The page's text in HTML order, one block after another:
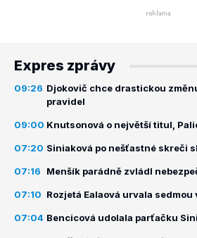
Expres zprávy
09:26 Djokovič chce drastickou
pravidel
09:00 Knutsonová o největší titul,
07:20 Siniaková po nešťastné skreči
07:16 Menšík parádně zvládl
07:10 Rozjetá Ealaová urvala sedmou
07:04 Bencicová udolala parťačku